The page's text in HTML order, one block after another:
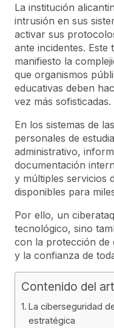
La institución
intrusión en sus
activar sus
ante incidentes. Este
manifiesto la
que organismos
educativas deben
vez más sofisticadas.
En los sistemas de
personales de
administrativo,
documentación
y múltiples servicios
disponibles para
Por ello, un
tecnológico, sino
con la protección de
y la confianza de
Contenido del
La ciberseguridad
estratégica